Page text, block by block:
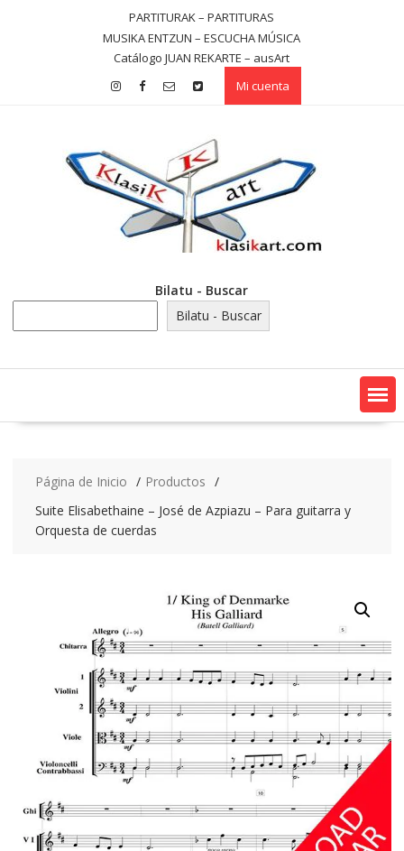
PARTITURAK – PARTITURAS
MUSIKA ENTZUN – ESCUCHA MÚSICA
Catálogo JUAN REKARTE – ausArt
Mi cuenta
Bilatu - Buscar
Bilatu - Buscar
Página de Inicio
Productos
Suite Elisabethaine – José de Azpiazu – Para guitarra y
Orquesta de cuerdas